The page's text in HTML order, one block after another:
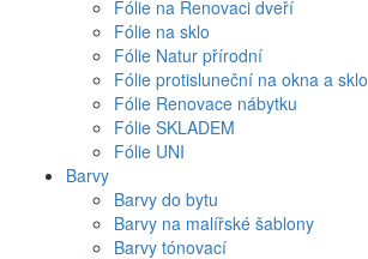
Fólie na Renovaci dveří
Fólie na sklo
Fólie Natur přírodní
Fólie protisluneční na okna a sklo
Fólie Renovace nábytku
Fólie SKLADEM
Fólie UNI
Barvy
Barvy do bytu
Barvy na malířské šablony
Barvy tónovací